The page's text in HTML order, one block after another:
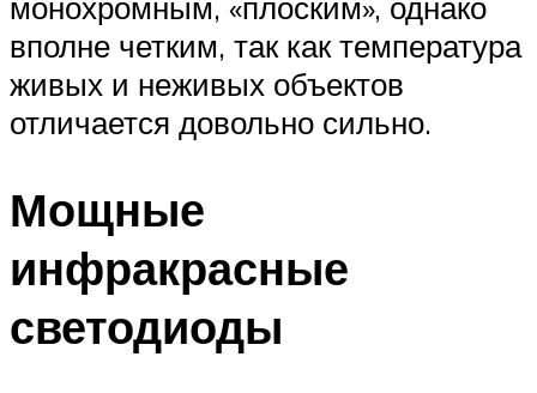
вполне четким, так как температура
живых и неживых объектов
отличается довольно сильно.
Мощные
инфракрасные
светодиоды